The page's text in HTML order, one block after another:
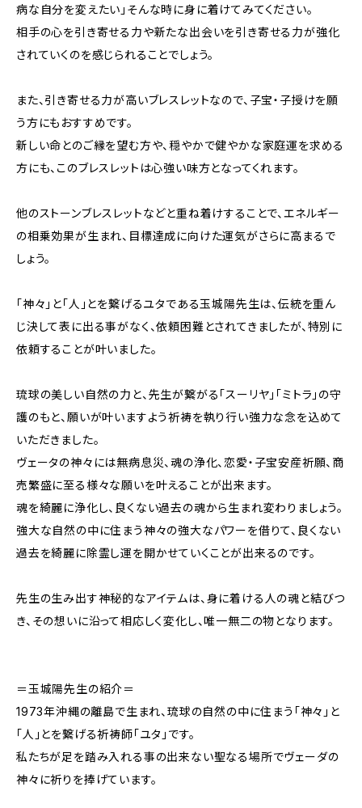
病な自分を変えたい」そんな時に身に着けてみてください。
相手の心を引き寄せる力や新たな出会いを引き寄せる力が強化
されていくのを感じられることでしょう。
また、引き寄せる力が高いブレスレットなので、子宝・子授けを願
う方にもおすすめです。
新しい命とのご縁を望む方や、穏やかで健やかな家庭運を求める
方にも、このブレスレットは心強い味方となってくれます。
他のストーンブレスレットなどと重ね着けすることで、エネルギー
の相乗効果が生まれ、目標達成に向けた運気がさらに高まるで
しょう。
「神々」と「人」とを繋げるユタである玉城陽先生は、伝統を重ん
じ決して表に出る事がなく、依頼困難とされてきましたが、特別に
依頼することが叶いました。
琉球の美しい自然の力と、先生が繋がる「スーリヤ」「ミトラ」の守
護のもと、願いが叶いますよう祈祷を執り行い強力な念を込めて
いただきました。
ヴェータの神々には無病息災、魂の浄化、恋愛・子宝安産祈願、商
売繁盛に至る様々な願いを叶えることが出来ます。
魂を綺麗に浄化し、良くない過去の魂から生まれ変わりましょう。
強大な自然の中に住まう神々の強大なパワーを借りて、良くない
過去を綺麗に除霊し運を開かせていくことが出来るのです。
先生の生み出す神秘的なアイテムは、身に着ける人の魂と結びつ
き、その想いに沿って相応しく変化し、唯一無二の物となります。
＝玉城陽先生の紹介＝
1973年沖縄の離島で生まれ、琉球の自然の中に住まう「神々」と
「人」とを繋げる祈祷師「ユタ」です。
私たちが足を踏み入れる事の出来ない聖なる場所でヴェーダの
神々に祈りを捧げています。